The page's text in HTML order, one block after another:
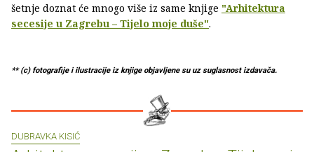
šetnje doznat će mnogo više iz same knjige "Arhitektura
secesije u Zagrebu – Tijelo moje duše".
** (c) fotografije i ilustracije iz knjige objavljene su uz suglasnost izdavača.
DUBRAVKA KISIĆ